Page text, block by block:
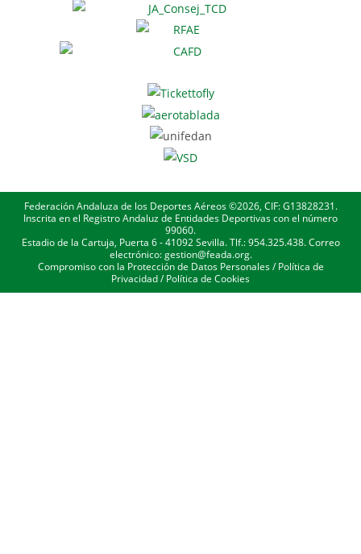
Federación Andaluza de los Deportes Aéreos ©2026, CIF: G13828231.
Inscrita en el Registro Andaluz de Entidades Deportivas con el número
99060.
Estadio de la Cartuja, Puerta 6 - 41092 Sevilla. Tlf.: 954.325.438. Correo
electrónico: gestion@feada.org.
Compromiso con la Protección de Datos Personales/Política de
Privacidad/Política de Cookies